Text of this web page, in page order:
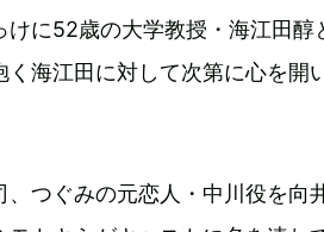
に52歳の大学教授・海江田醇
海江田に対して次第に心を開
つぐみの元恋人・中川役を向